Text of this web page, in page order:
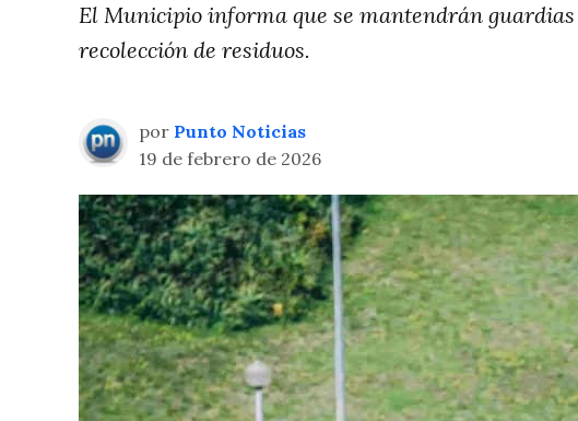
El Municipio informa que se mantendrán
recolección de residuos.
por Punto Noticias
19 de febrero de 2026